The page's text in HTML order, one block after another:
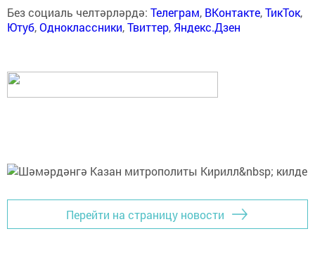
Без социаль челтәрләрдә: Телеграм, ВКонтакте,ТикТок,
Ютуб,Одноклассники,Твиттер, Яндекс.Дзен
Перейти на страницу новости